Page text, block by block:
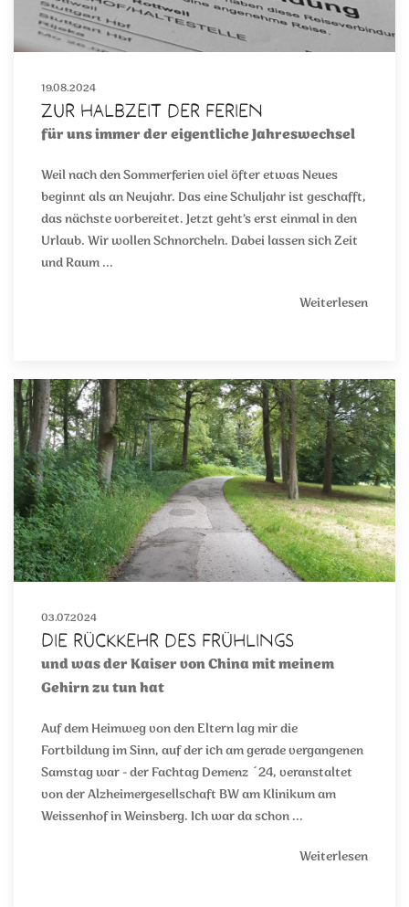
19.08.2024
Zur Halbzeit der Ferien
für uns immer der eigentliche Jahreswechsel
Weil nach den Sommerferien viel öfter etwas Neues
beginnt als an Neujahr. Das eine Schuljahr ist geschafft,
das nächste vorbereitet. Jetzt geht’s erst einmal in den
Urlaub. Wir wollen Schnorcheln. Dabei lassen sich Zeit
und Raum ...
Weiterlesen
03.07.2024
Die Rückkehr des Frühlings
und was der Kaiser von China mit meinem
Gehirn zu tun hat
Auf dem Heimweg von den Eltern lag mir die
Fortbildung im Sinn, auf der ich am gerade vergangenen
Samstag war - der Fachtag Demenz ´24, veranstaltet
von der Alzheimergesellschaft BW am Klinikum am
Weissenhof in Weinsberg. Ich war da schon ...
Weiterlesen